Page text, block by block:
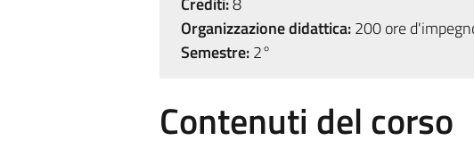
Organizzazione didattica:200 ore
Semestre:2°
Contenuti del corso